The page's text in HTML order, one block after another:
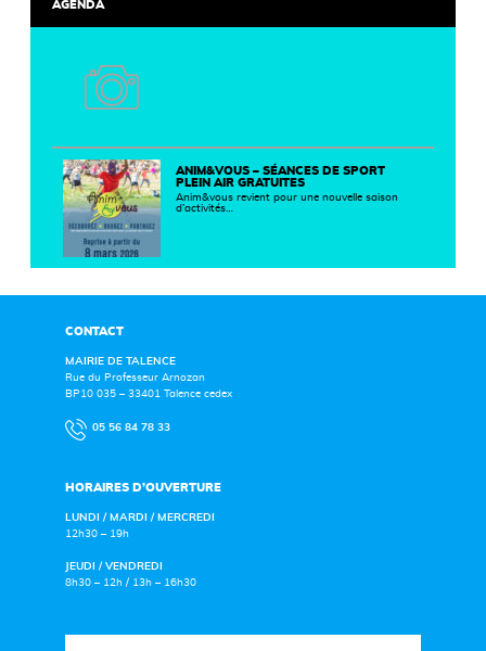
AGENDA
ANIM&VOUS – SÉANCES DE SPORT
PLEIN AIR GRATUITES
Anim&vous revient pour une nouvelle saison
d’activités…
CONTACT
MAIRIE DE TALENCE
Rue du Professeur Arnozan
BP10 035 – 33401 Talence cedex
05 56 84 78 33
HORAIRES D’OUVERTURE
LUNDI / MARDI / MERCREDI
12h30 – 19h
JEUDI / VENDREDI
8h30 – 12h / 13h – 16h30